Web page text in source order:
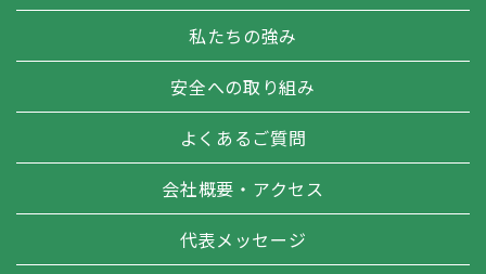
私たちの強み
安全への取り組み
よくあるご質問
会社概要・アクセス
代表メッセージ